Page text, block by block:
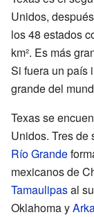
Unidos,
los 48 estados
km². Es más
Si fuera un país
grande del
Texas se
Unidos. Tres de
Río Grande
mexicanos de
Tamaulipasal
Oklahoma y